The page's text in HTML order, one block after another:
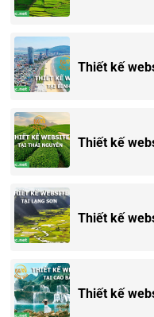
Thiết kế
Thiết kế
Thiết kế
Thiết kế